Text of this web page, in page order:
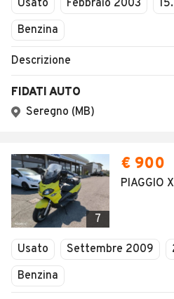
Usato Febbraio 2003
Benzina
Descrizione
FIDATI AUTO
Seregno (MB)
7
€ 900
PIAGGIO
Usato Settembre 2009
Benzina